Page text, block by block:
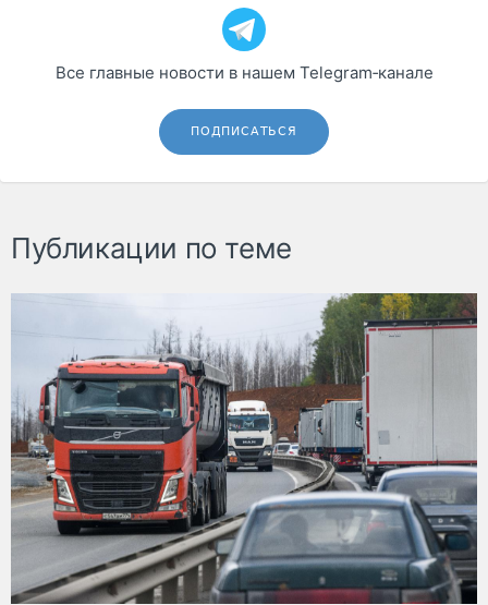
Все главные новости в нашем Telegram‑канале
ПОДПИСАТЬСЯ
Публикации по теме